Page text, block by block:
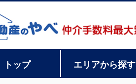
トップ エリアから探す